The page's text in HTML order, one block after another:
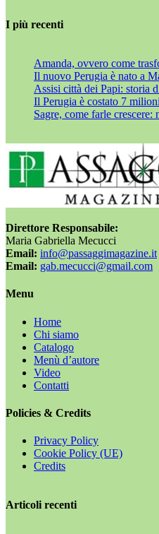
I più recenti
Amanda, ovvero come
Il nuovo Perugia è nato a
Assisi città dei Papi: storia
Il Perugia è costato 7
Sagre, come farle crescere:
Direttore Responsabile:
Maria Gabriella Mecucci
Email: info@passaggimagazine.it
Email: gab.mecucci@gmail.com
Menu
Home
Chi siamo
Catalogo
Menù d’autore
Video
Contatti
Policies & Credits
Privacy Policy
Cookie Policy (UE)
Credits
Articoli recenti